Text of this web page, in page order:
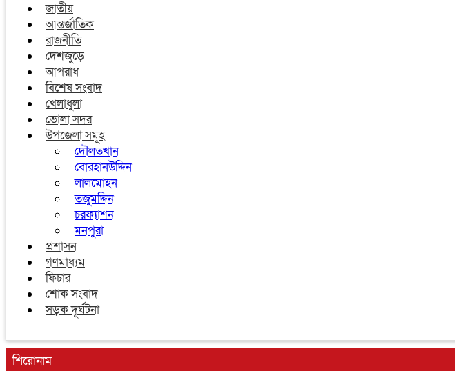
জাতীয়
আন্তর্জাতিক
রাজনীতি
দেশজুড়ে
আপরাধ
বিশেষ সংবাদ
খেলাধুলা
ভোলা সদর
উপজেলা সমূহ
দৌলতখান
বোরহানউদ্দিন
লালমোহন
তজুমদ্দিন
চরফ্যাশন
মনপুরা
প্রশাসন
গণমাধ্যম
ফিচার
শোক সংবাদ
সড়ক দূর্ঘটনা
শিরোনাম